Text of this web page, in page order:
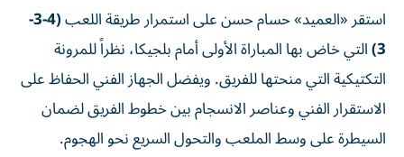
استقر «العميد» حسام حسن على استمرار طريقة اللعب
(4-3-
3) التي خاض بها المباراة الأولى أمام بلجيكا، نظراً للمرونة
التكتيكية التي منحتها للفريق. ويفضل الجهاز الفني الحفاظ على
الاستقرار الفني وعناصر الانسجام بين خطوط الفريق لضمان
السيطرة على وسط الملعب والتحول السريع نحو الهجوم.